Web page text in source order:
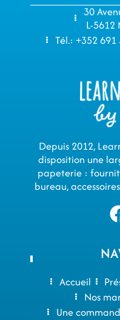
30
L-5612
Tél.: +352 691
Depuis 2012,
disposition une
papeterie :
bureau,
Accueil
Nos
Une